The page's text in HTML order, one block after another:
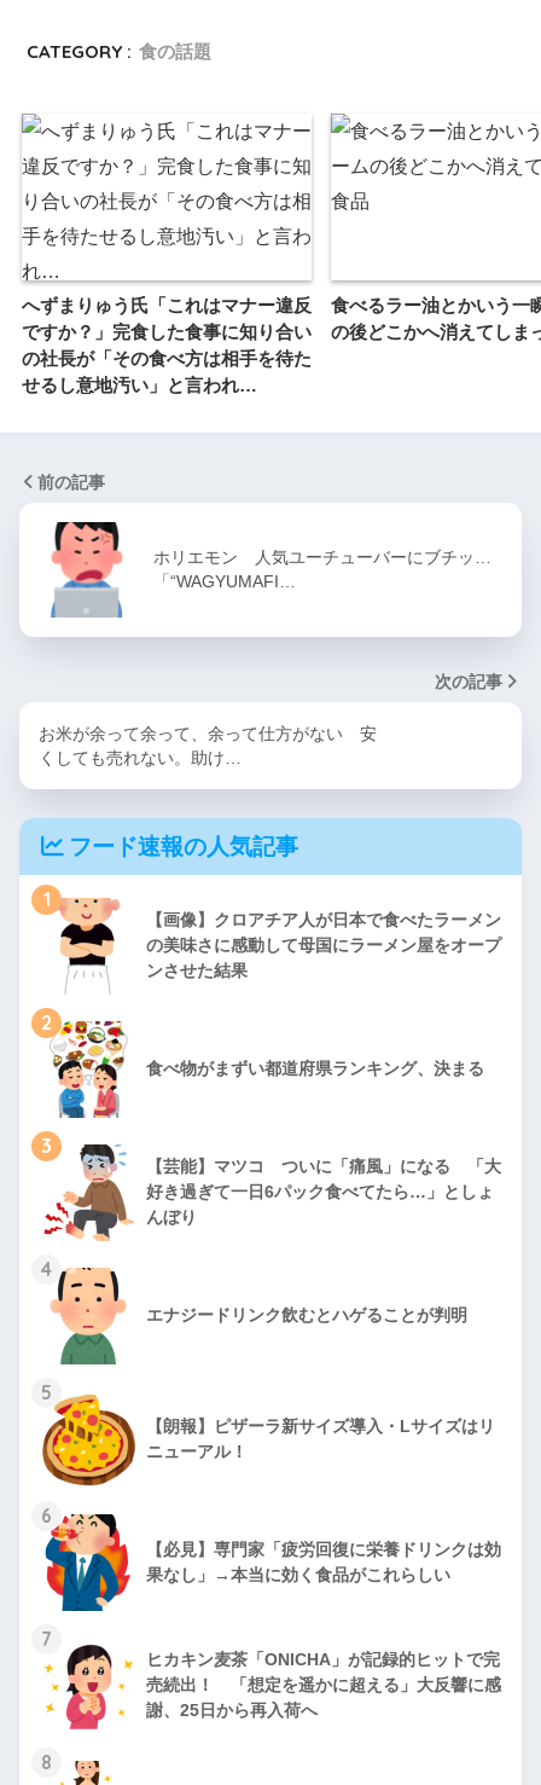
CATEGORY : 食の話題
へずまりゅう氏「これはマナー違反
ですか？」完食した食事に知り合い
の社長が「その食べ方は相手を待た
せるし意地汚い」と言われ…
食べるラー油とかいう一
の後どこかへ消えてしま
前の記事
ホリエモン 人気ユーチューバーにブチッ…
「“WAGYUMAFI…
次の記事
お米が余って余って、余って仕方がない 安
くしても売れない。助け…
フード速報の人気記事
1
【画像】クロアチア人が日本で食べたラーメン
の美味さに感動して母国にラーメン屋をオープ
ンさせた結果
2
食べ物がまずい都道府県ランキング、決まる
3
【芸能】マツコ ついに「痛風」になる 「大
好き過ぎて一日6パック食べてたら…」としょ
んぼり
4
エナジードリンク飲むとハゲることが判明
5
【朗報】ピザーラ新サイズ導入・Lサイズはリ
ニューアル！
6
【必見】専門家「疲労回復に栄養ドリンクは効
果なし」→本当に効く食品がこれらしい
7
ヒカキン麦茶「ONICHA」が記録的ヒットで完
売続出！ 「想定を遥かに超える」大反響に感
謝、25日から再入荷へ
8